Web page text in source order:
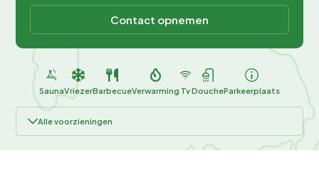
Contact opnemen
SaunaVriezerBarbecueVerwarming TvDoucheParkeerplaats
Alle voorzieningen